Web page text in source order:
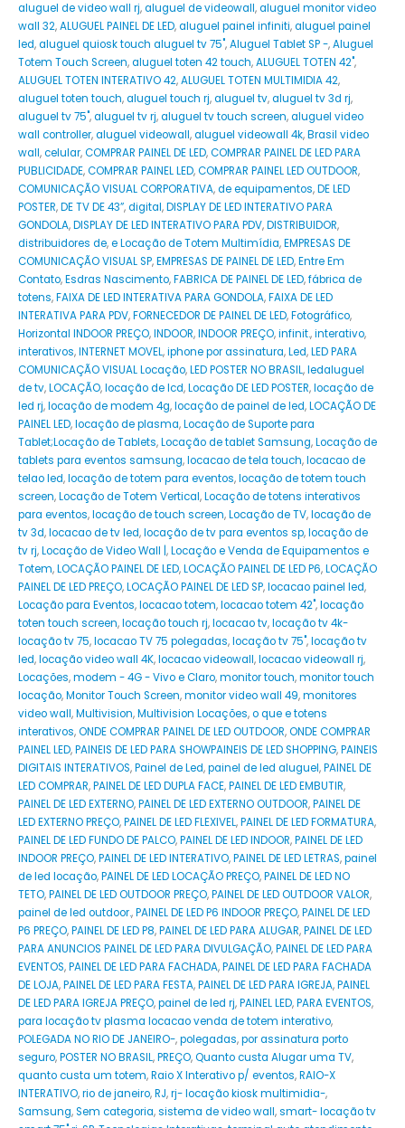
aluguel de video wall rj,aluguel de videowall,aluguel monitor video
wall 32,ALUGUEL PAINEL DE LED,aluguel painel infiniti,aluguel painel
led,aluguel quiosk touch aluguel tv 75",Aluguel Tablet SP -,Aluguel
Totem Touch Screen,aluguel toten 42 touch,ALUGUEL TOTEN 42",
ALUGUEL TOTEN INTERATIVO 42,ALUGUEL TOTEN MULTIMIDIA 42,
aluguel toten touch,aluguel touch rj,aluguel tv,aluguel tv 3d rj,
aluguel tv 75",aluguel tv rj,aluguel tv touch screen,aluguel video
wall controller,aluguel videowall,aluguel videowall 4k,Brasil video
wall,celular,COMPRAR PAINEL DE LED,COMPRAR PAINEL DE LED PARA
PUBLICIDADE,COMPRAR PAINEL LED,COMPRAR PAINEL LED OUTDOOR,
COMUNICAÇÃO VISUAL CORPORATIVA,de equipamentos,DE LED
POSTER,DE TV DE 43”,digital,DISPLAY DE LED INTERATIVO PARA
GONDOLA,DISPLAY DE LED INTERATIVO PARA PDV,DISTRIBUIDOR,
distribuidores de,e Locação de Totem Multimídia,EMPRESAS DE
COMUNICAÇÃO VISUAL SP,EMPRESAS DE PAINEL DE LED,Entre Em
Contato,Esdras Nascimento,FABRICA DE PAINEL DE LED,fábrica de
totens,FAIXA DE LED INTERATIVA PARA GONDOLA,FAIXA DE LED
INTERATIVA PARA PDV,FORNECEDOR DE PAINEL DE LED,Fotográfico,
Horizontal INDOOR PREÇO,INDOOR,INDOOR PREÇO,infinit.,interativo,
interativos,INTERNET MOVEL,iphone por assinatura,Led,LED PARA
COMUNICAÇÃO VISUAL Locação,LED POSTER NO BRASIL,ledaluguel
de tv,LOCAÇÃO,locação de lcd,Locação DE LED POSTER,locação de
led rj,locação de modem 4g,locação de painel de led,LOCAÇÃO DE
PAINEL LED,locação de plasma,Locação de Suporte para
Tablet;Locação de Tablets,Locação de tablet Samsung,Locação de
tablets para eventos samsung,locacao de tela touch,locacao de
telao led,locação de totem para eventos,locação de totem touch
screen,Locação de Totem Vertical,Locação de totens interativos
para eventos,locação de touch screen,Locação de TV,locação de
tv 3d,locacao de tv led,locação de tv para eventos sp,locação de
tv rj,Locação de Video Wall | ,Locação e Venda de Equipamentos e
Totem,LOCAÇÃO PAINEL DE LED,LOCAÇÃO PAINEL DE LED P6,LOCAÇÃO
PAINEL DE LED PREÇO,LOCAÇÃO PAINEL DE LED SP,locacao painel led,
Locação para Eventos,locacao totem,locacao totem 42",locação
toten touch screen,locação touch rj,locacao tv,locação tv 4k-
locação tv 75,locacao TV 75 polegadas,locação tv 75",locação tv
led,locação video wall 4K,locacao videowall,locacao videowall rj,
Locações,modem - 4G - Vivo e Claro,monitor touch,monitor touch
locação,Monitor Touch Screen,monitor video wall 49,monitores
video wall,Multivision,Multivision Locações,o que e totens
interativos,ONDE COMPRAR PAINEL DE LED OUTDOOR,ONDE COMPRAR
PAINEL LED,PAINEIS DE LED PARA SHOWPAINEIS DE LED SHOPPING,PAINEIS
DIGITAIS INTERATIVOS,Painel de Led,painel de led aluguel,PAINEL DE
LED COMPRAR,PAINEL DE LED DUPLA FACE,PAINEL DE LED EMBUTIR,
PAINEL DE LED EXTERNO,PAINEL DE LED EXTERNO OUTDOOR,PAINEL DE
LED EXTERNO PREÇO,PAINEL DE LED FLEXIVEL,PAINEL DE LED FORMATURA,
PAINEL DE LED FUNDO DE PALCO,PAINEL DE LED INDOOR,PAINEL DE LED
INDOOR PREÇO,PAINEL DE LED INTERATIVO,PAINEL DE LED LETRAS,painel
de led locação,PAINEL DE LED LOCAÇÃO PREÇO,PAINEL DE LED NO
TETO,PAINEL DE LED OUTDOOR PREÇO,PAINEL DE LED OUTDOOR VALOR,
painel de led outdoor.,PAINEL DE LED P6 INDOOR PREÇO,PAINEL DE LED
P6 PREÇO,PAINEL DE LED P8,PAINEL DE LED PARA ALUGAR,PAINEL DE LED
PARA ANUNCIOS PAINEL DE LED PARA DIVULGAÇÃO,PAINEL DE LED PARA
EVENTOS,PAINEL DE LED PARA FACHADA,PAINEL DE LED PARA FACHADA
DE LOJA,PAINEL DE LED PARA FESTA,PAINEL DE LED PARA IGREJA,PAINEL
DE LED PARA IGREJA PREÇO,painel de led rj,PAINEL LED,PARA EVENTOS,
para locação tv plasma locacao venda de totem interativo,
POLEGADA NO RIO DE JANEIRO-,polegadas,por assinatura porto
seguro,POSTER NO BRASIL,PREÇO,Quanto custa Alugar uma TV,
quanto custa um totem,Raio X Interativo p/ eventos,RAIO-X
INTERATIVO,rio de janeiro,RJ,rj- locação kiosk multimidia-,
Samsung,Sem categoria,sistema de video wall,smart- locação tv